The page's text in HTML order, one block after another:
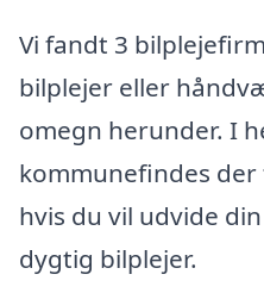
Vi fandt 3
bilplejer eller
omegn herunder. I
kommunefindes
hvis du vil udvide
dygtig bilplejer.